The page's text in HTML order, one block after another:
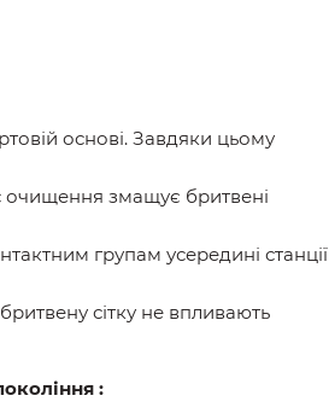
основі. Завдяки цьому
очищення змащує бритвені
групам усередині станції
сітку не впливають
: